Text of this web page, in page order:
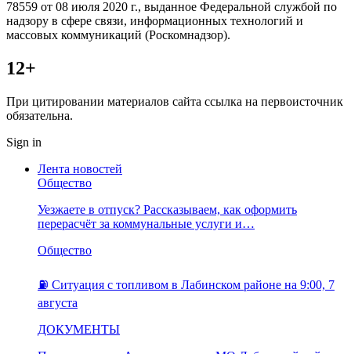
78559 от 08 июля 2020 г., выданное Федеральной службой по
надзору в сфере связи, информационных технологий и
массовых коммуникаций (Роскомнадзор).
12+
При цитировании материалов сайта ссылка на первоисточник
обязательна.
Sign in
Лента новостей
Общество
Уезжаете в отпуск? Рассказываем, как оформить
перерасчёт за коммунальные услуги и…
Общество
⛽️ Ситуация с топливом в Лабинском районе на 9:00, 7
августа
ДОКУМЕНТЫ